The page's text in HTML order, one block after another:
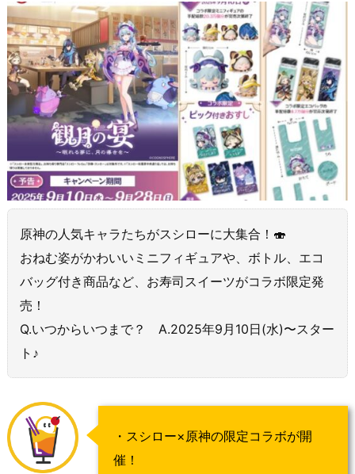
原神の人気キャラたちがスシローに大集合！🍣
おねむ姿がかわいいミニフィギュアや、ボトル、エコ
バッグ付き商品など、お寿司スイーツがコラボ限定発
売！
Q.いつからいつまで？ A.2025年9月10日(水)〜スター
ト♪
・スシロー×原神の限定コラボが開
催！